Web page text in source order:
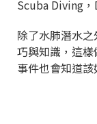
Scuba Diving，
除了水肺潛水
巧與知識，這
事件也會知道該